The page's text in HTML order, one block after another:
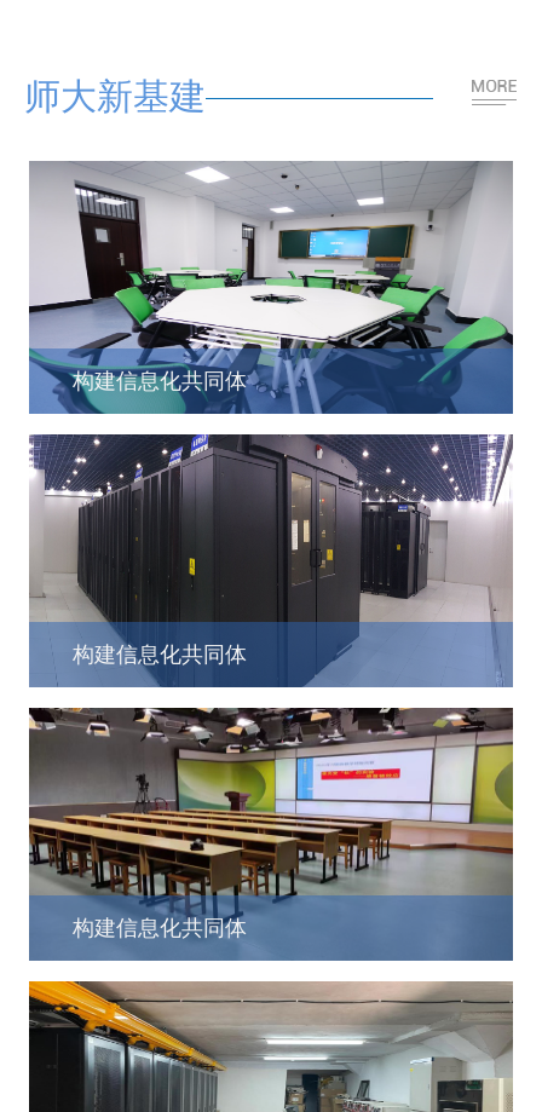
师大新基建
构建信息化共同体
构建信息化共同体
构建信息化共同体